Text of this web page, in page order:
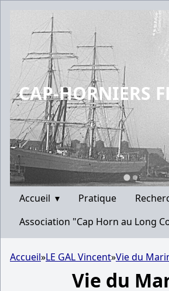
CAP-HORNIERS
Accueil ▾ Pratique
Association "Cap Horn au Long
Accueil»LE GAL Vincent»Vie du
Vie du